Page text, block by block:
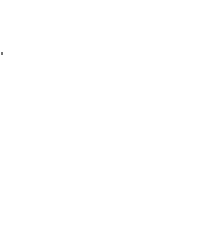
.